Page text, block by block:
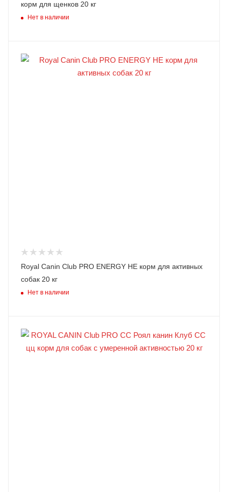
корм для щенков 20 кг
Нет в наличии
Royal Canin Club PRO ENERGY HE корм для активных
собак 20 кг
Нет в наличии